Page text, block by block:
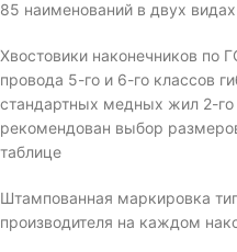
85 наименований в двух
Хвостовики наконечников по
провода 5-го и 6-го классов
стандартных медных жил 2-го
рекомендован выбор
таблице
Штампованная маркировка
производителя на каждом